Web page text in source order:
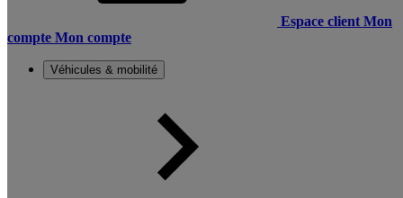
Espace client Mon
compte Mon compte
Véhicules & mobilité